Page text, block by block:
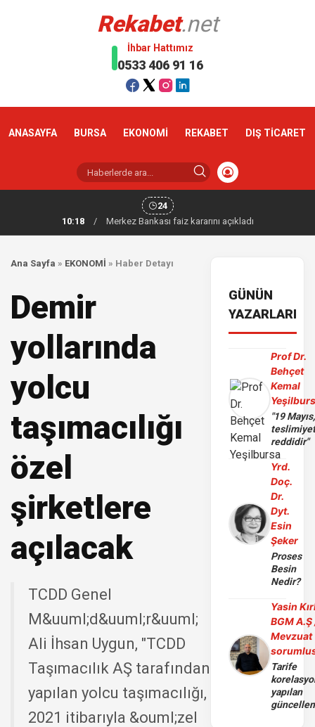
Rekabet.net
İhbar Hattımız
0533 406 91 16
ANASAYFA BURSA EKONOMİ REKABET DIŞ TİCARET
24
10:18
/ Merkez Bankası faiz kararını açıkladı
Ana Sayfa » EKONOMİ » Haber Detayı
Demir
yollarında
yolcu
taşımacılığı
özel
şirketlere
açılacak
TCDD Genel
M&uuml;d&uuml;r&uuml;
Ali İhsan Uygun, "TCDD
Taşımacılık AŞ tarafından
yapılan yolcu taşımacılığı,
2021 itibarıyla &ouml;zel
GÜNÜN
YAZARLARI
Prof Dr.
Behçet
Kemal
"19 Mayıs,
reddidir"
Yrd.
Doç.
Dr.
Dyt.
Esin
Şeker
Proses
Besin
Nedir?
Yasin
BGM A.Ş
Mevzuat
Tarife
yapılan